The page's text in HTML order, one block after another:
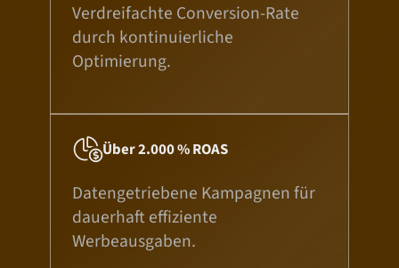
Verdreifachte Conversion-Rate
durch kontinuierliche
Optimierung.
Über 2.000 % ROAS
Datengetriebene Kampagnen für
dauerhaft effiziente
Werbeausgaben.